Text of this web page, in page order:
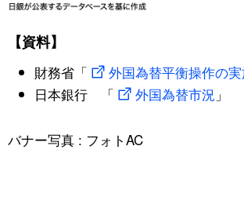
【資料】
財務省「 外国為替平衡操作の
日本銀行 「
外国為替市況 」
バナー写真 : フォトAC